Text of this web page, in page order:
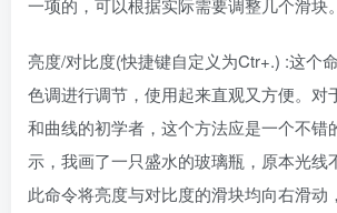
亮度/对比度(快捷键自定义为Ctr+.) :这个
色调进行调节，使用起来直观又方便。对
和曲线的初学者，这个方法应是一个不错
示，我画了一只盛水的玻璃瓶，原本光线
此命令将亮度与对比度的滑块均向右滑动